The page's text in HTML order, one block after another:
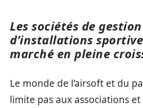
Les sociétés de gestion
d’installations
marché en pleine
Le monde de l’airsoft et du
limite pas aux associations